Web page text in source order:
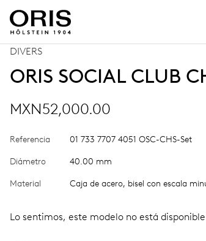
DIVERS
ORIS SOCIAL CLUB
MXN52,000.00
Referencia 01 733 7707 4051 OSC-CHS-Set
Diámetro 40.00 mm
Material Caja de acero, bisel con escala
Lo sentimos, este modelo no está